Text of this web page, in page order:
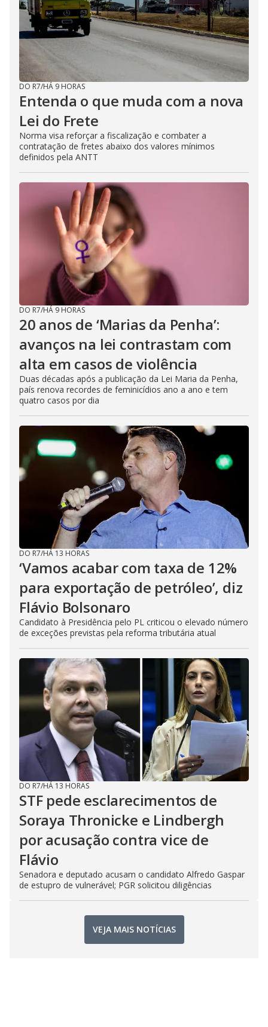
DO R7/HÁ 9 HORAS
Entenda o que muda com a nova
Lei do Frete
Norma visa reforçar a fiscalização e combater a
contratação de fretes abaixo dos valores mínimos
definidos pela ANTT
DO R7/HÁ 9 HORAS
20 anos de ‘Marias da Penha’:
avanços na lei contrastam com
alta em casos de violência
Duas décadas após a publicação da Lei Maria da Penha,
país renova recordes de feminicídios ano a ano e tem
quatro casos por dia
DO R7/HÁ 13 HORAS
‘Vamos acabar com taxa de 12%
para exportação de petróleo’, diz
Flávio Bolsonaro
Candidato à Presidência pelo PL criticou o elevado número
de exceções previstas pela reforma tributária atual
DO R7/HÁ 13 HORAS
STF pede esclarecimentos de
Soraya Thronicke e Lindbergh
por acusação contra vice de
Flávio
Senadora e deputado acusam o candidato Alfredo Gaspar
de estupro de vulnerável; PGR solicitou diligências
VEJA MAIS NOTÍCIAS